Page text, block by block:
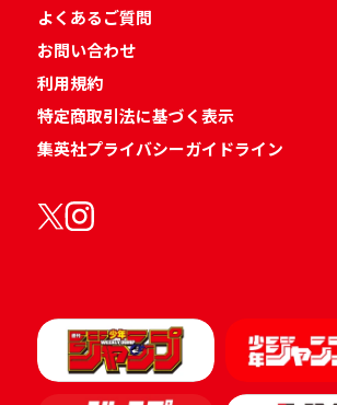
よくあるご質問
お問い合わせ
利用規約
特定商取引法に基づく表示
集英社プライバシーガイドライン